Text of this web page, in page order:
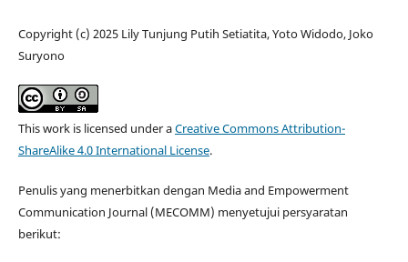
Copyright (c) 2025 Lily Tunjung Putih Setiatita, Yoto Widodo, Joko
Suryono
This work is licensed under aCreative Commons Attribution-
ShareAlike 4.0 International License.
Penulis yang menerbitkan dengan Media and Empowerment
Communication Journal (MECOMM) menyetujui persyaratan
berikut: